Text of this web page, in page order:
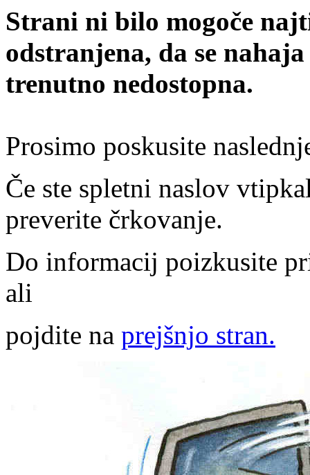
Strani ni bilo mogoče
odstranjena, da se
trenutno nedostopna.
Prosimo poskusite
Če ste spletni naslov
preverite črkovanje.
Do informacij poizkusite
ali
pojdite na prejšnjo stran.